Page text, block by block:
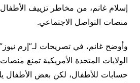
إسلام غانم، من مخاطر تزييف
منصات التواصل الاجتماعي.
وأوضح غانم، في تصريحات لـ”إرم
الولايات المتحدة الأمريكية تمنع
حسابات للأطفال، لكن بعض الأطفال